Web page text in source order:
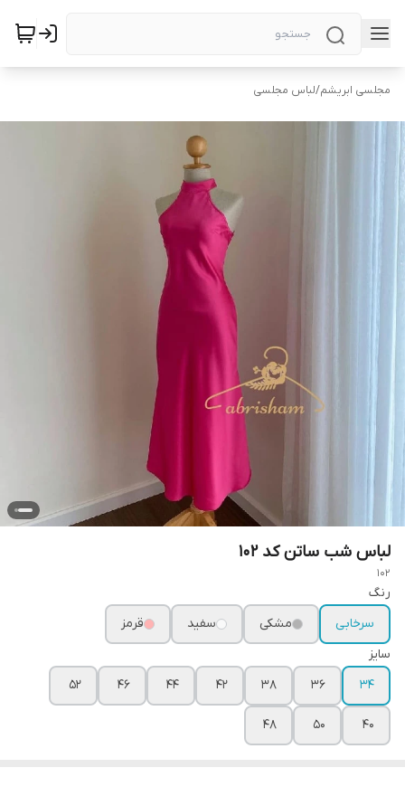
مجلسی ابریشم/لباس مجلسی
لباس شب ساتن کد ۱۰۲
102
رنگ
سرخابی
مشکی سفید
قرمز
سایز
۳۴
۳۶ ۳۸ ۴۲ ۴۴ ۴۶ ۵۲
۴۰ ۵۰ ۴۸